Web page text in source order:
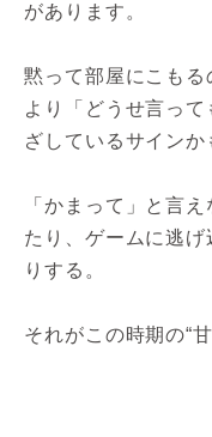
があります。
黙って部屋にこもる
より「どうせ言っ
ざしているサインか
「かまって」と言
たり、ゲームに逃
りする。
それがこの時期の“